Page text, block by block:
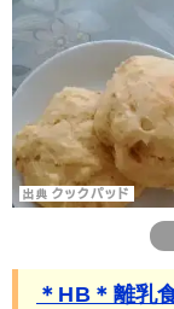
＊HB＊離乳